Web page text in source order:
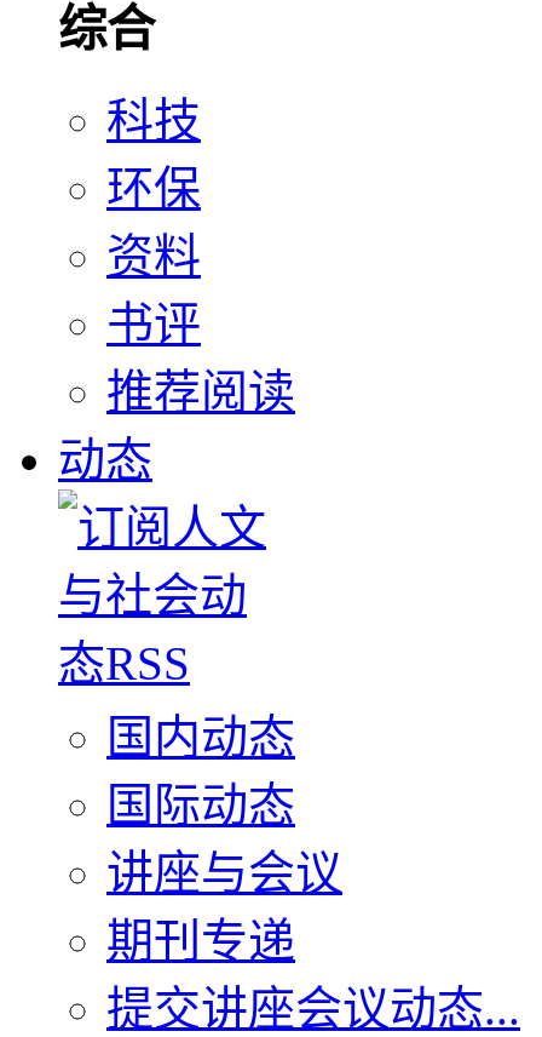
综合
科技
环保
资料
书评
推荐阅读
动态
国内动态
国际动态
讲座与会议
期刊专递
提交讲座会议动态...